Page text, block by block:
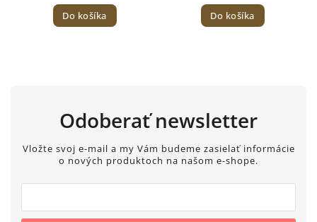
Do košíka Do košíka
Odoberať newsletter
Vložte svoj e-mail a my Vám budeme zasielať informácie
o nových produktoch na našom e-shope.